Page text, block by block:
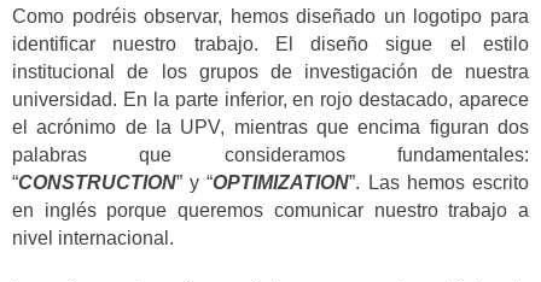
Como podréis observar, hemos diseñado un logotipo para
identificar nuestro trabajo. El diseño sigue el estilo
institucional de los grupos de investigación de nuestra
universidad. En la parte inferior, en rojo destacado, aparece
el acrónimo de la UPV, mientras que encima figuran dos
palabras que consideramos fundamentales:
“CONSTRUCTION” y “OPTIMIZATION”. Las hemos escrito
en inglés porque queremos comunicar nuestro trabajo a
nivel internacional.